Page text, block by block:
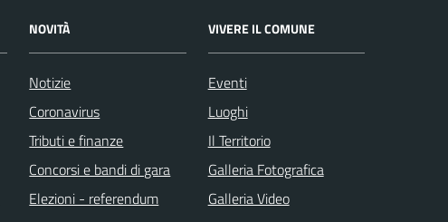
NOVITÀ
Notizie
Coronavirus
Tributi e finanze
Concorsi e bandi di gara
Elezioni - referendum
VIVERE IL COMUNE
Eventi
Luoghi
Il Territorio
Galleria Fotografica
Galleria Video